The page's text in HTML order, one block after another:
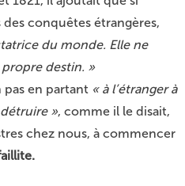
des conquêtes étrangères,
du monde. Elle ne
destin. »
en partant « à l’étranger à
», comme il le disait,
chez nous, à commencer